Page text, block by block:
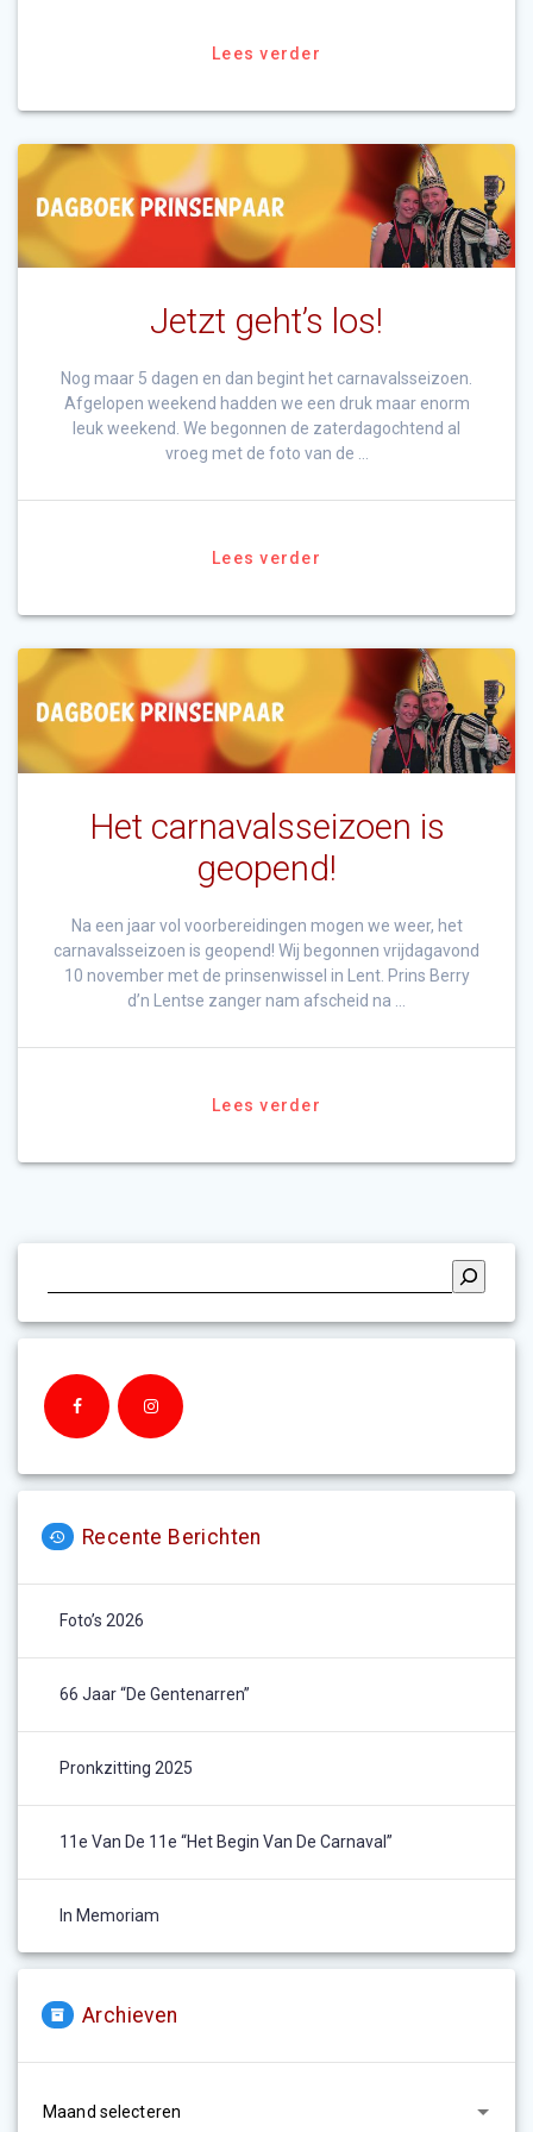
Lees verder
Jetzt geht’s los!
Nog maar 5 dagen en dan begint het carnavalsseizoen.
Afgelopen weekend hadden we een druk maar enorm
leuk weekend. We begonnen de zaterdagochtend al
vroeg met de foto van de …
Lees verder
Het carnavalsseizoen is
geopend!
Na een jaar vol voorbereidingen mogen we weer, het
carnavalsseizoen is geopend! Wij begonnen vrijdagavond
10 november met de prinsenwissel in Lent. Prins Berry
d’n Lentse zanger nam afscheid na …
Lees verder
Recente Berichten
Foto’s 2026
66 Jaar “De Gentenarren”
Pronkzitting 2025
11e Van De 11e “het Begin Van De Carnaval”
In Memoriam
Archieven